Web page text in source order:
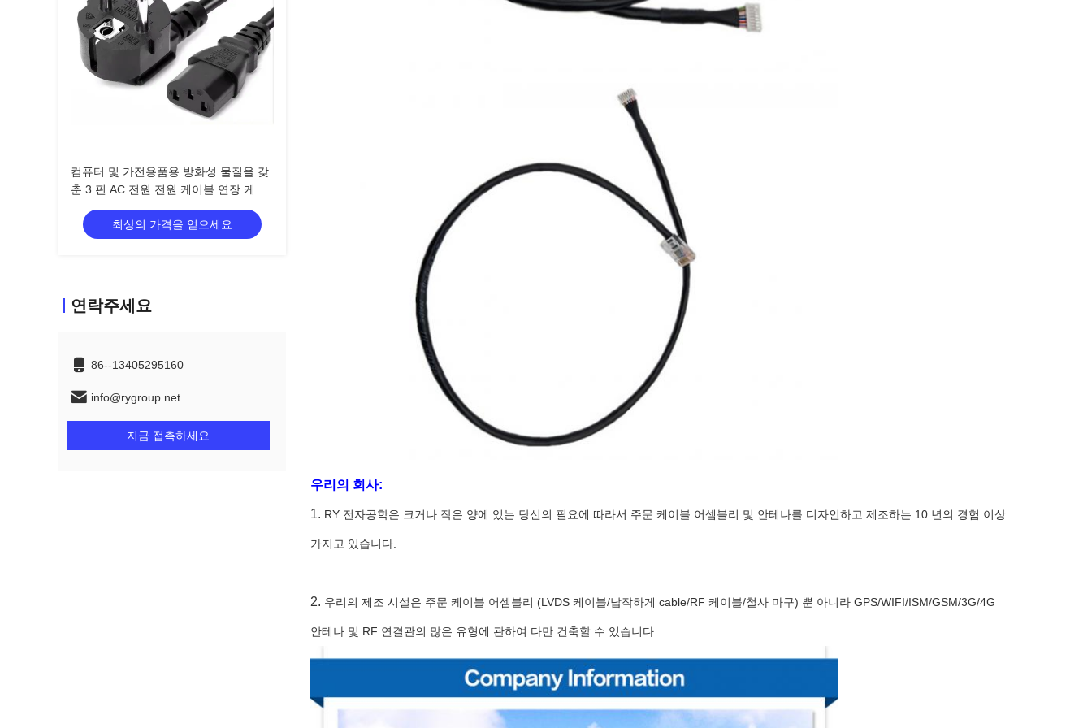
컴퓨터 및 가전용품용 방화성 물질을 갖
춘 3 핀 AC 전원 전원 케이블 연장 케이
최상의 가격을 얻으세요
연락주세요
86--13405295160
info@rygroup.net
지금 접촉하세요
우리의 회사:
1. RY 전자공학은 크거나 작은 양에 있는 당신의 필요에 따라서 주문 케이블 어셈블리 및 안테나를 디자인하고 제조하는 10 년의 경험 이상
가지고 있습니다.
2. 우리의 제조 시설은 주문 케이블 어셈블리 (LVDS 케이블/납작하게 cable/RF 케이블/철사 마구) 뿐 아니라 GPS/WIFI/ISM/GSM/3G/4G
안테나 및 RF 연결관의 많은 유형에 관하여 다만 건축할 수 있습니다.